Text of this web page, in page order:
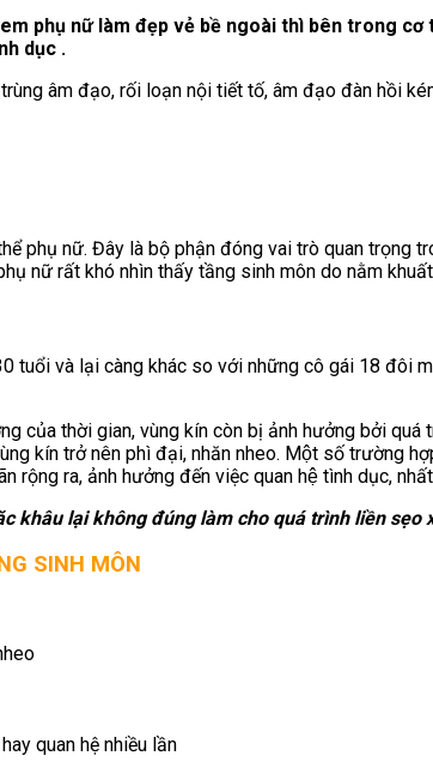
phụ nữ làm đẹp vẻ bề ngoài thì bên trong
dục .
âm đạo, rối loạn nội tiết tố, âm đạo đàn hồi
phụ nữ. Đây là bộ phận đóng vai trò quan trọng
nữ rất khó nhìn thấy tầng sinh môn do nằm
tuổi và lại càng khác so với những cô gái 18 đôi
của thời gian, vùng kín còn bị ảnh hưởng bởi
kín trở nên phì đại, nhăn nheo. Một số trường
rộng ra, ảnh hưởng đến việc quan hệ tình dục,
khâu lại không đúng làm cho quá trình liền sẹo
SINH MÔN
quan hệ nhiều lần